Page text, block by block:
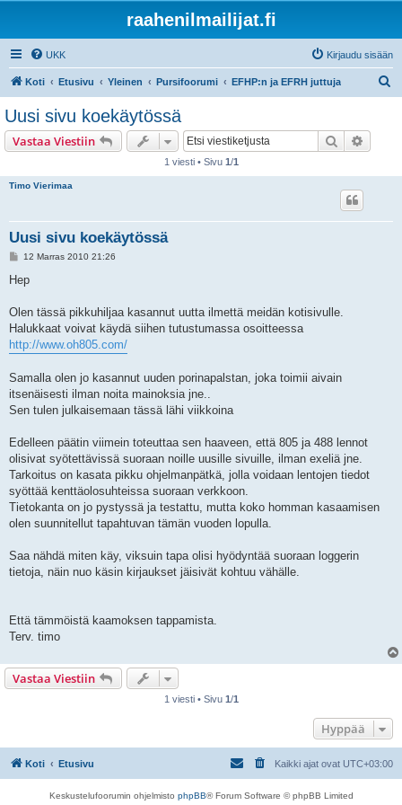
raahenilmailijat.fi
UKK Kirjaudu sisään
Koti Etusivu Yleinen Pursifoorumi EFHP:n ja EFRH juttuja
Uusi sivu koekäytössä
Vastaa Viestiin Etsi
1 viesti • Sivu 1/1
Timo Vierimaa
Uusi sivu koekäytössä
V
e
s
i
12 Marras 2010 21:26
Hep
Olen tässä pikkuhiljaa kasannut uutta ilmettä meidän kotisivulle.
Halukkaat voivat käydä siihen tutustumassa osoitteessa
http://www.oh805.com/
Samalla olen jo kasannut uuden porinapalstan, joka toimii aivain
itsenäisesti ilman noita mainoksia jne..
Sen tulen julkaisemaan tässä lähi viikkoina
Edelleen päätin viimein toteuttaa sen haaveen, että 805 ja 488 lennot
olisivat syötettävissä suoraan noille uusille sivuille, ilman exeliä jne.
Tarkoitus on kasata pikku ohjelmanpätkä, jolla voidaan lentojen tiedot
syöttää kenttäolosuhteissa suoraan verkkoon.
Tietokanta on jo pystyssä ja testattu, mutta koko homman kasaamisen
olen suunnitellut tapahtuvan tämän vuoden lopulla.
Saa nähdä miten käy, viksuin tapa olisi hyödyntää suoraan loggerin
tietoja, näin nuo käsin kirjaukset jäisivät kohtuu vähälle.
Että tämmöistä kaamoksen tappamista.
Terv. timo
Vastaa Viestiin
1 viesti • Sivu 1/1
Hyppää
Koti Etusivu Kaikki ajat ovat UTC+03:00
Keskustelufoorumin ohjelmisto phpBB® Forum Software © phpBB Limited